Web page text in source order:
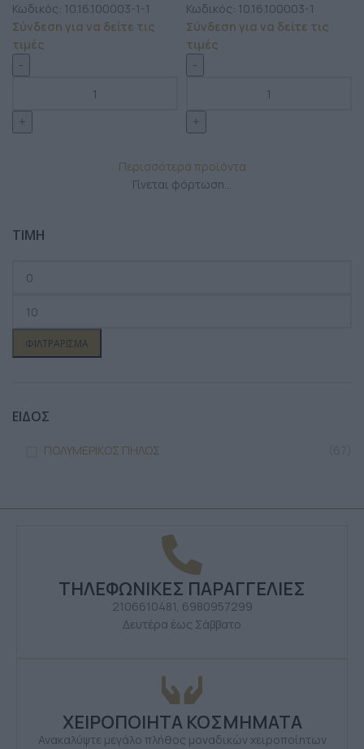
ΤΙΜΗ
ΦΙΛΤΡΆΡΙΣΜΑ
ΕΙΔΟΣ
ΠΟΛΥΜΕΡΙΚΟΣ ΠΗΛΟΣ
Κωδικός: 10.16.100003-1-1
Σύνδεση για να δείτε τις
τιμές
Κωδικός: 10.16.100003-1
Σύνδεση για να δείτε τις
τιμές
Περισσότερα προϊόντα
Γίνεται φόρτωση...
ΤΗΛΕΦΩΝΙΚΕΣ ΠΑΡΑΓΓΕΛΙΕΣ
2106610481, 6980957299
Δευτέρα έως Σάββατο
ΧΕΙΡΟΠΟΙΗΤΑ ΚΟΣΜΗΜΑΤΑ
Ανακαλύψτε μεγάλο πλήθος μοναδικών χειροποίητων